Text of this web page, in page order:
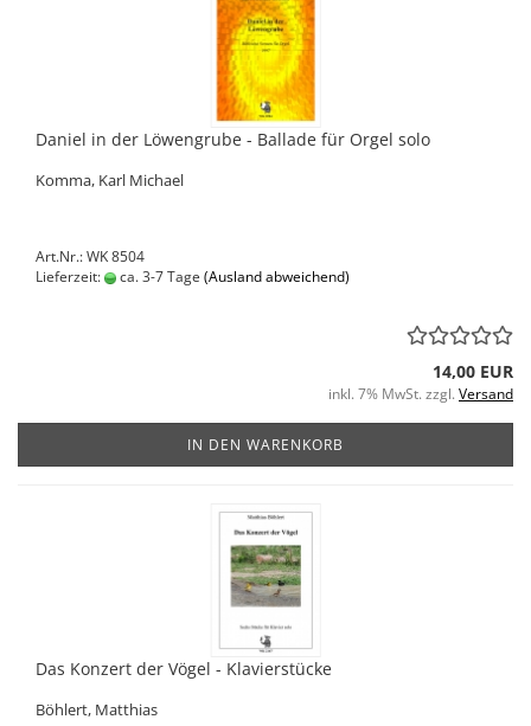
Daniel in der Löwengrube - Ballade für Orgel solo
Komma, Karl Michael
Art.Nr.: WK 8504
Lieferzeit:
ca. 3-7 Tage (Ausland abweichend)
14,00 EUR
inkl. 7% MwSt. zzgl. Versand
IN DEN WARENKORB
Das Konzert der Vögel - Klavierstücke
Böhlert, Matthias